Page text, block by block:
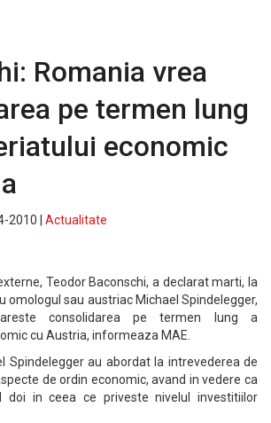
Romania vrea
pe termen lung
economic
2010 | Actualitate
Teodor Baconschi, a declarat marti, la
omologul sau austriac Michael Spindelegger,
consolidarea pe termen lung a
cu Austria, informeaza MAE.
Spindelegger au abordat la intrevederea de
de ordin economic, avand in vedere ca
doi in ceea ce priveste nivelul investitiilor